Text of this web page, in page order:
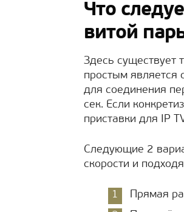
Что
витой
Здесь существует
простым является
для соединения
сек. Если
приставки для IP
Следующие 2
скорости и
Прямая